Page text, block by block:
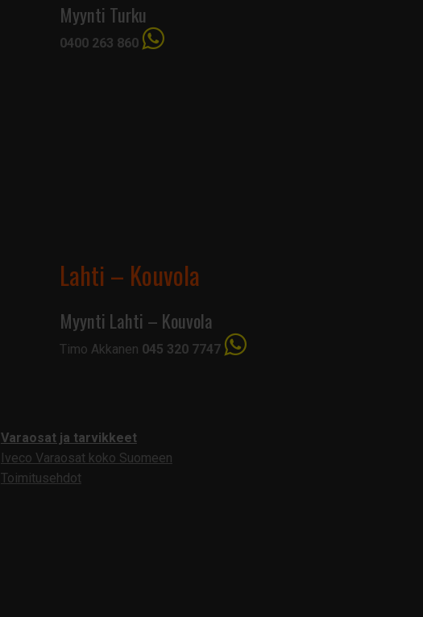
Myynti Turku
0400 263 860
Lahti – Kouvola
Myynti Lahti – Kouvola
Timo Akkanen 045 320 7747
Varaosat ja tarvikkeet
Iveco Varaosat koko Suomeen
Toimitusehdot